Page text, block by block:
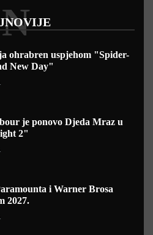
N
ohrabren uspjehom "Spider-
New Day"
je ponovo Djeda Mraz u
2"
i Warner Brosa
2027.